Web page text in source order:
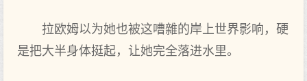
拉欧姆以为她也被这嘈雜的岸上世界影响，硬
是把大半身体挺起‌，让她完全落进水里。